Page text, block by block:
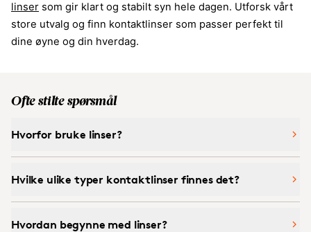
linser som gir klart og stabilt syn hele dagen. Utforsk vårt
store utvalg og finn kontaktlinser som passer perfekt til
dine øyne og din hverdag.
Ofte stilte spørsmål
Hvorfor bruke linser?
Hvilke ulike typer kontaktlinser finnes det?
Hvordan begynne med linser?